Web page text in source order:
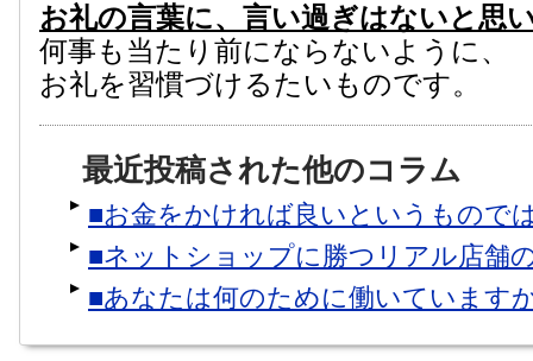
お礼の言葉に、言い過ぎはないと思
何事も当たり前にならないように、
お礼を習慣づけるたいものです。
最近投稿された他のコラム
■お金をかければ良いというもので
■ネットショップに勝つリアル店舗
■あなたは何のために働いています